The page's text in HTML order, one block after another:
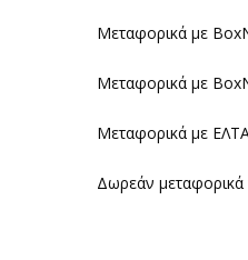
Μεταφορικά με
Μεταφορικά με
Μεταφορικά με
Δωρεάν μεταφορικά